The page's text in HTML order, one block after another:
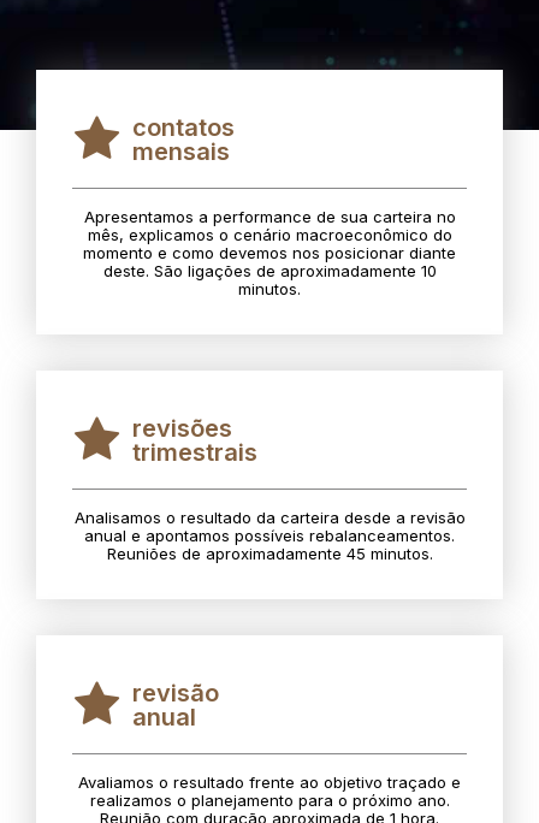
contatos
mensais
Apresentamos a performance de sua carteira no
mês, explicamos o cenário macroeconômico do
momento e como devemos nos posicionar diante
deste. São ligações de aproximadamente 10
minutos.
revisões
trimestrais
Analisamos o resultado da carteira desde a revisão
anual e apontamos possíveis rebalanceamentos.
Reuniões de aproximadamente 45 minutos.
revisão
anual
Avaliamos o resultado frente ao objetivo traçado e
realizamos o planejamento para o próximo ano.
Reunião com duração aproximada de 1 hora.